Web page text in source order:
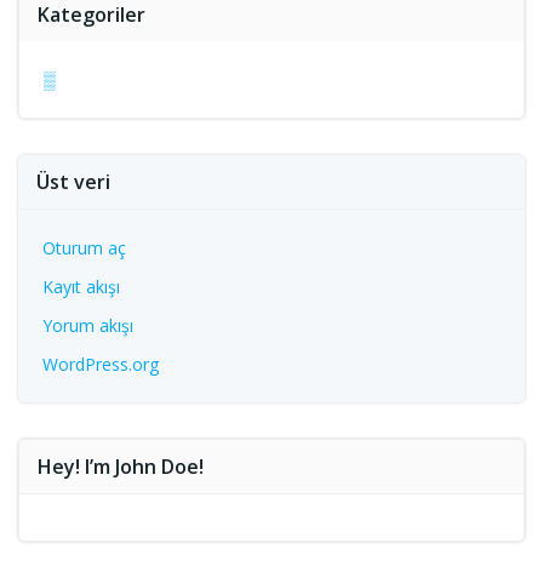
Kategoriler
▒
Üst veri
Oturum aç
Kayıt akışı
Yorum akışı
WordPress.org
Hey! I’m John Doe!